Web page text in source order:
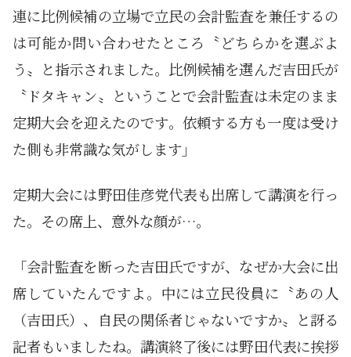
連に比例候補の立場で立民の会計監査を兼任するの
は可能か問い合わせたところ〝どちらかを選ぶよ
う〟と指示されました。比例候補を選んだ吉田氏が
〝ドタキャン〟ということで会計監査は未定のまま
定期大会を迎えたのです。依頼する方も一度は受け
た側も非常識な気がします」
定期大会には野田佳彦党代表も出席して講演を行っ
た。その席上、意外な顔が…。
「会計監査を断った吉田氏ですが、なぜか大会に出
席していたんですよ。中には立民役員に〝あの人
（吉田氏）、自民の関係者じゃないですか〟と訝る
記者もいましたね。講演終了後には野田代表に挨拶